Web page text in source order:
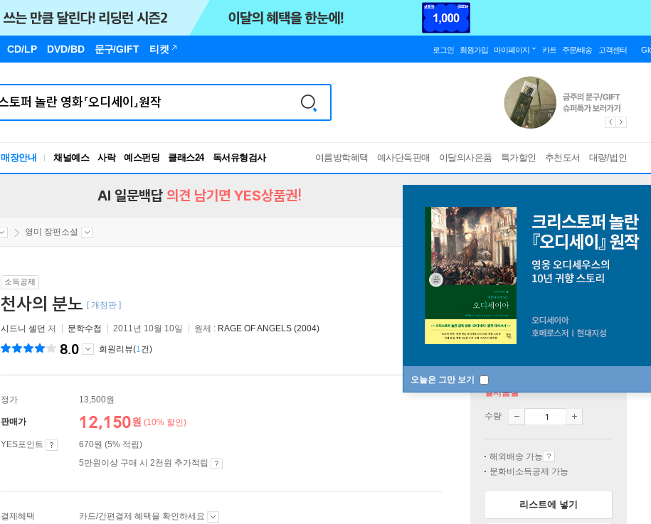
CD/LP DVD/BD 문구/GIFT 티켓 로그인 회원가입 마이페이지 카트 주문/배송 고객센터
매장안내 채널예스 사락 예스펀딩 클래스24
독서유형검사
RBTI Lab
여름방학혜택 예사단독판매 이달의사은품 특가할인 추천도서 대량/법인
오늘은 그만 보기
AI 일문백답 의견 남기면 YES상품권!
영미 장편소설
소득공제
천사의 분노 [ 개정판 ]
시드니 셀던 저 문학수첩 2011년 10월 10일 원제 : RAGE OF ANGELS (2004)
8.0 회원리뷰(1건)
정가 13,500원
판매가 12,150원 (10% 할인)
YES포인트
670원 (5% 적립)
5만원이상 구매 시 2천원 추가적립
결제혜택 카드/간편결제 혜택을 확인하세요
일시품절
수량
해외배송 가능
문화비소득공제 가능
리스트에 넣기